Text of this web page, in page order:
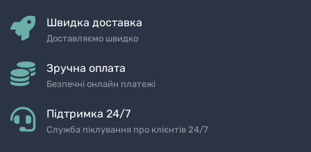
Швидка доставка
Доставляємо швидко
Зручна оплата
Безпечні онлайн платежі
Підтримка 24/7
Служба піклування про клієнтів 24/7